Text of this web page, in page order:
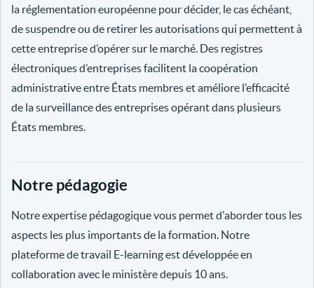
la réglementation européenne pour décider, le cas échéant,
de suspendre ou de retirer les autorisations qui permettent à
cette entreprise d’opérer sur le marché. Des registres
électroniques d’entreprises facilitent la coopération
administrative entre États membres et améliore l’efficacité
de la surveillance des entreprises opérant dans plusieurs
États membres.
Notre pédagogie
Notre expertise pédagogique vous permet d'aborder tous les
aspects les plus importants de la formation. Notre
plateforme de travail E-learning est développée en
collaboration avec le ministère depuis 10 ans.